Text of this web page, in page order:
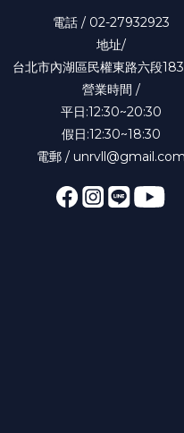
電話 / 02-27932923
地址/
台北市內湖區民權東路六段
營業時間 /
平日:12:30~20:30
假日:12:30~18:30
電郵 / unrvll@gmail.com